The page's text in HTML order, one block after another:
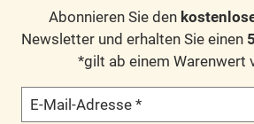
Abonnieren Sie den
Newsletter und erhalten Sie einen
*gilt ab einem Warenwert
E-Mail-Adresse *